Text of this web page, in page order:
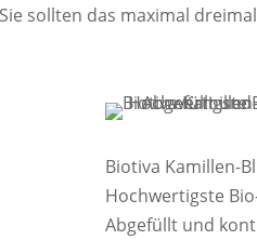
sollten das maximal
Biotiva Kamillen-
Hochwertigste
Abgefüllt und